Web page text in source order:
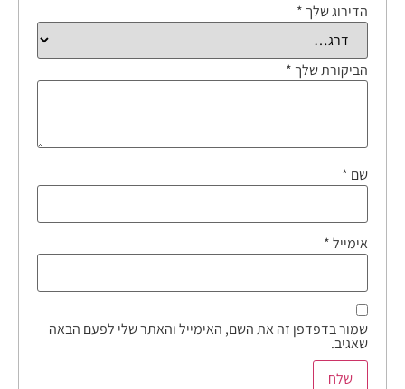
הדירוג שלך *
הביקורת שלך *
שם *
אימייל*
שמור בדפדפן זה את השם, האימייל והאתר שלי לפעם הבאה
שאגיב.